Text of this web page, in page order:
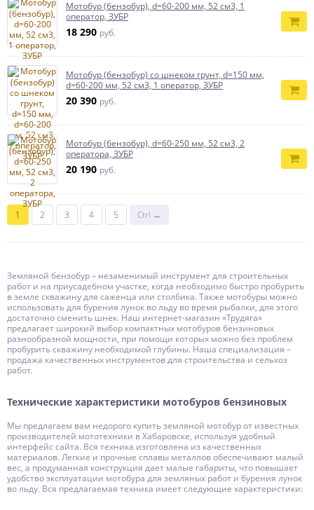
Мотобур (бензобур), d=60-200 мм, 52 см3, 1
оператор, ЗУБР
18 290 руб.
Мотобур (бензобур) со шнеком грунт, d=150 мм,
d=60-200 мм, 52 см3, 1 оператор, ЗУБР
20 390 руб.
Мотобур (бензобур), d=60-250 мм, 52 см3, 2
оператора, ЗУБР
20 190 руб.
1 2 3 4 5 Ctrl →
Земляной бензобур – незаменимый инструмент для строительных
работ и на приусадебном участке, когда необходимо быстро пробурить
в земле скважину для саженца или столбика. Также мотобуры можно
использовать для бурения лунок во льду во время рыбалки, для этого
достаточно сменить шнек. Наш интернет-магазин «Трудяга»
предлагает широкий выбор компактных мотобуров бензиновых
разнообразной мощности, при помощи которых можно без проблем
пробурить скважину необходимой глубины. Наша специализация –
продажа качественных инструментов для строительства и сельхоз
работ.
Технические характеристики мотобуров бензиновых
Мы предлагаем вам недорого купить земляной мотобур от известных
производителей мототехники в Хабаровске, используя удобный
интерфейс сайта. Вся техника изготовлена из качественных
материалов. Легкие и прочные сплавы металлов обеспечивают малый
вес, а продуманная конструкция дает малые габариты, что повышает
удобство эксплуатации мотобура для земляных работ и бурения лунок
во льду. Вся предлагаемая техника имеет следующие характеристики: